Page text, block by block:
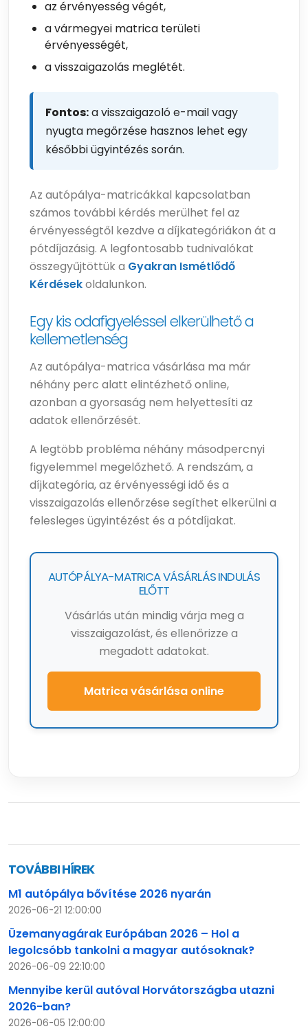
az érvényesség végét,
a vármegyei matrica területi
érvényességét,
a visszaigazolás meglétét.
Fontos:a visszaigazoló e-mail vagy
nyugta megőrzése hasznos lehet egy
későbbi ügyintézés során.
Az autópálya-matricákkal kapcsolatban
számos további kérdés merülhet fel az
érvényességtől kezdve a díjkategóriákon át a
pótdíjazásig. A legfontosabb tudnivalókat
összegyűjtöttük a Gyakran Ismétlődő
Kérdésekoldalunkon.
Egy kis odafigyeléssel elkerülhető a
kellemetlenség
Az autópálya-matrica vásárlása ma már
néhány perc alatt elintézhető online,
azonban a gyorsaság nem helyettesíti az
adatok ellenőrzését.
A legtöbb probléma néhány másodpercnyi
figyelemmel megelőzhető. A rendszám, a
díjkategória, az érvényességi idő és a
visszaigazolás ellenőrzése segíthet elkerülni a
felesleges ügyintézést és a pótdíjakat.
AUTÓPÁLYA-MATRICA VÁSÁRLÁS INDULÁS
ELŐTT
Vásárlás után mindig várja meg a
visszaigazolást, és ellenőrizze a
megadott adatokat.
Matrica vásárlása online
TOVÁBBI HÍREK
M1 autópálya bővítése 2026 nyarán
2026-06-21 12:00:00
Üzemanyagárak Európában 2026 – Hol a
legolcsóbb tankolni a magyar autósoknak?
2026-06-09 22:10:00
Mennyibe kerül autóval Horvátországba utazni
2026-ban?
2026-06-05 12:00:00